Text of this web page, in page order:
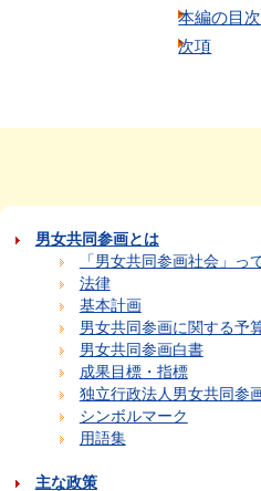
本編の目次
次項